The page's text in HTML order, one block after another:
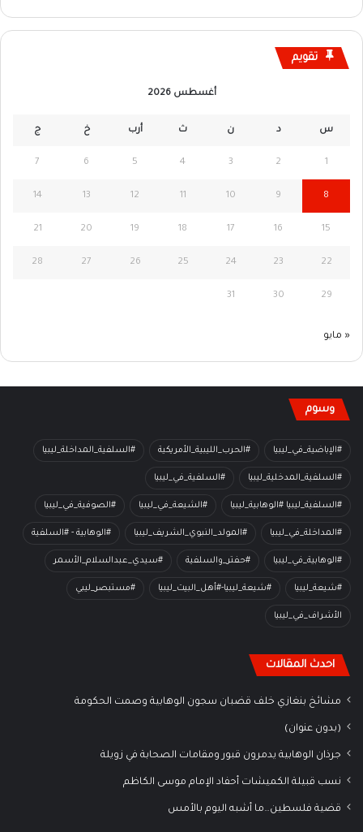
تقويم
أغسطس 2026
س د ن ث أرب خ ج
1
2
3
4
5
6
7
8
9
10
11
12
13
14
15
16
17
18
19
20
21
22
23
24
25
26
27
28
29
30
31
« مايو
وسوم
#الإباضية_في_ليبيا #الحرب_الليبية_الأمريكية #السلفية_المداخلة_ليبيا
#السلفية_المدخلية_ليبيا #السلفية_في_ليبيا
#السلفية_ليبيا #الوهابية_ليبيا #الشيعة_في_ليبيا #الصوفية_في_ليبيا
#المداخلة_في_ليبيا #المولد_النبوي_الشريف_ليبيا #الوهابية - #السلفية
#الوهابية_في_ليبيا #حفتر_والسلفية #سيدي_عبدالسلام_الأسمر
#شيعة_ليبيا #شيعة_ليبيا-#أهل_البيت_ليبيا #مستبصر_ليبي
الأشراف_في_ليبيا
احدث المقالات
مشائخ بنغازي خلف قضبان سجون الوهابية وصمت الحكومة
(بدون عنوان)
جرذان الوهابية يدمرون قبور ومقامات الصحابة في زويلة
نسب قبيلة الكميشات أحفاد الإمام موسى الكاظم
قضية فلسطين…ما أشبه اليوم بالأمس